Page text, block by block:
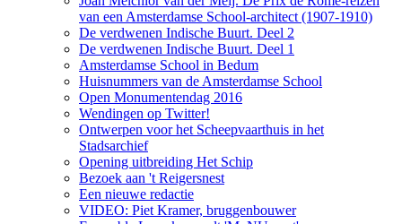
van een Amsterdamse School-architect (1907-1910)
De verdwenen Indische Buurt. Deel 2
De verdwenen Indische Buurt. Deel 1
Amsterdamse School in Bedum
Huisnummers van de Amsterdamse School
Open Monumentendag 2016
Wendingen op Twitter!
Ontwerpen voor het Scheepvaarthuis in het
Stadsarchief
Opening uitbreiding Het Schip
Bezoek aan 't Reigersnest
Een nieuwe redactie
VIDEO: Piet Kramer, bruggenbouwer